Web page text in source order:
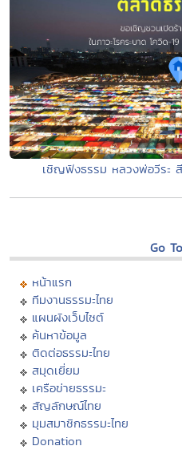
เชิญฟังธรรม หลวงพ่อวีระ
Go
หน้าแรก
ทีมงานธรรมะไทย
แผนผังเว็บไซต์
ค้นหาข้อมูล
ติดต่อธรรมะไทย
สมุดเยี่ยม
เครือข่ายธรรมะ
สัญลักษณ์ไทย
มุมสมาชิกธรรมะไทย
Donation